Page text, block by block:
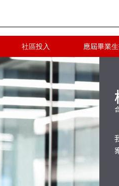
社區投入 應屆畢業